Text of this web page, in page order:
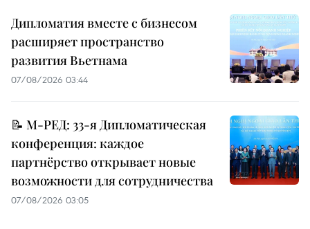
Дипломатия вместе с бизнесом
расширяет пространство
развития Вьетнама
07/08/2026 03:44
📝 М-РЕД: 33-я Дипломатическая
конференция: каждое
партнёрство открывает новые
возможности для сотрудничества
07/08/2026 03:05